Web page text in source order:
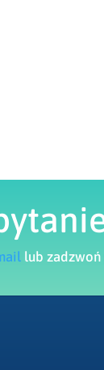
lub zadzwoń